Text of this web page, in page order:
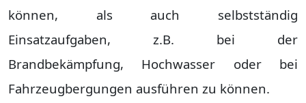
können, als auch selbstständig
Einsatzaufgaben, z.B. bei der
Brandbekämpfung, Hochwasser oder bei
Fahrzeugbergungen ausführen zu können.